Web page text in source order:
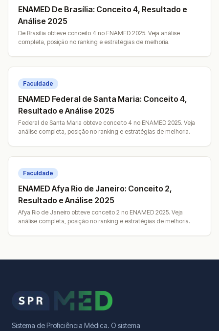
ENAMED De Brasília: Conceito 4, Resultado e
Análise 2025
De Brasília obteve conceito 4 no ENAMED 2025. Veja análise
completa, posição no ranking e estratégias de melhoria.
Faculdade
ENAMED Federal de Santa Maria: Conceito 4,
Resultado e Análise 2025
Federal de Santa Maria obteve conceito 4 no ENAMED 2025. Veja
análise completa, posição no ranking e estratégias de melhoria.
Faculdade
ENAMED Afya Rio de Janeiro: Conceito 2,
Resultado e Análise 2025
Afya Rio de Janeiro obteve conceito 2 no ENAMED 2025. Veja
análise completa, posição no ranking e estratégias de melhoria.
Sistema de Proficiência Médica. O sistema